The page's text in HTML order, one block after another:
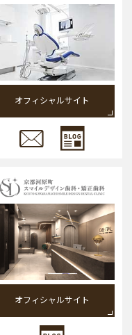
オフィシャルサイト
オフィシャルサイト